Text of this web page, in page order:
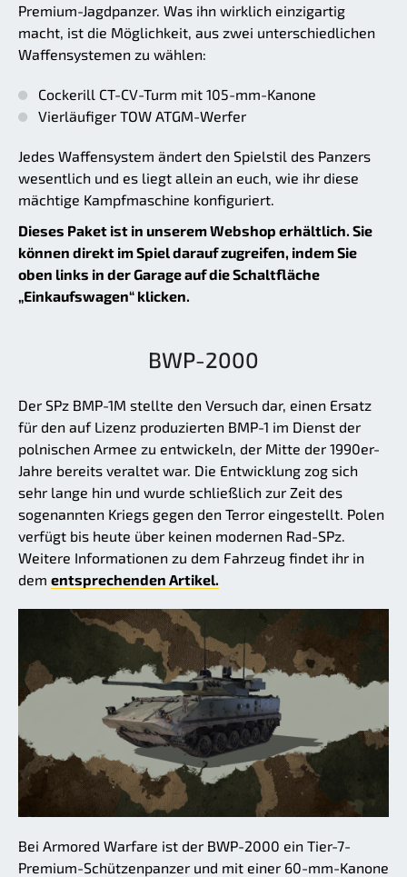
Premium-Jagdpanzer. Was ihn wirklich einzigartig
macht, ist die Möglichkeit, aus zwei unterschiedlichen
Waffensystemen zu wählen:
Cockerill CT-CV-Turm mit 105-mm-Kanone
Vierläufiger TOW ATGM-Werfer
Jedes Waffensystem ändert den Spielstil des Panzers
wesentlich und es liegt allein an euch, wie ihr diese
mächtige Kampfmaschine konfiguriert.
Dieses Paket ist in unserem Webshop erhältlich. Sie
können direkt im Spiel darauf zugreifen, indem Sie
oben links in der Garage auf die Schaltfläche
„Einkaufswagen“ klicken.
BWP-2000
Der SPz BMP-1M stellte den Versuch dar, einen Ersatz
für den auf Lizenz produzierten BMP-1 im Dienst der
polnischen Armee zu entwickeln, der Mitte der 1990er-
Jahre bereits veraltet war. Die Entwicklung zog sich
sehr lange hin und wurde schließlich zur Zeit des
sogenannten Kriegs gegen den Terror eingestellt. Polen
verfügt bis heute über keinen modernen Rad-SPz.
Weitere Informationen zu dem Fahrzeug findet ihr in
dem entsprechenden Artikel.
Bei Armored Warfare ist der BWP-2000 ein Tier-7-
Premium-Schützenpanzer und mit einer 60-mm-Kanone